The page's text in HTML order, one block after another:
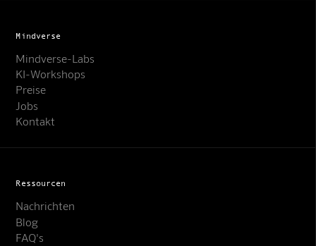
Mindverse
Mindverse-Labs
KI-Workshops
Preise
Jobs
Kontakt
Ressourcen
Nachrichten
Blog
FAQ's